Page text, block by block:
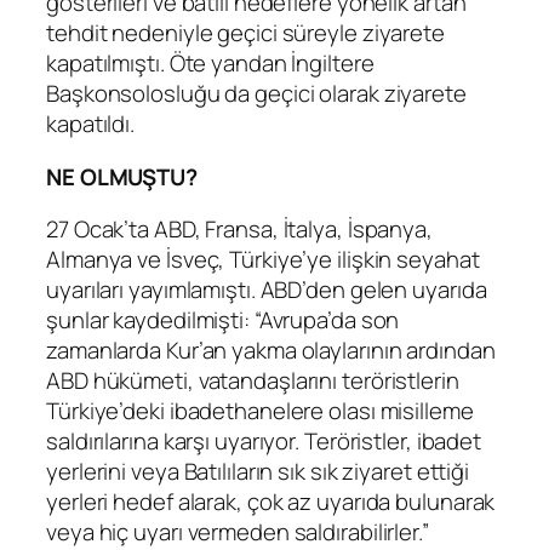
tehdit nedeniyle geçici süreyle ziyarete
kapatılmıştı. Öte yandan İngiltere
Başkonsolosluğu da geçici olarak ziyarete
kapatıldı.
NE OLMUŞTU?
27 Ocak’ta ABD, Fransa, İtalya, İspanya,
Almanya ve İsveç, Türkiye’ye ilişkin seyahat
uyarıları yayımlamıştı. ABD’den gelen uyarıda
şunlar kaydedilmişti: “Avrupa’da son
zamanlarda Kur’an yakma olaylarının ardından
ABD hükümeti, vatandaşlarını teröristlerin
Türkiye’deki ibadethanelere olası misilleme
saldırılarına karşı uyarıyor. Teröristler, ibadet
yerlerini veya Batılıların sık sık ziyaret ettiği
yerleri hedef alarak, çok az uyarıda bulunarak
veya hiç uyarı vermeden saldırabilirler.”